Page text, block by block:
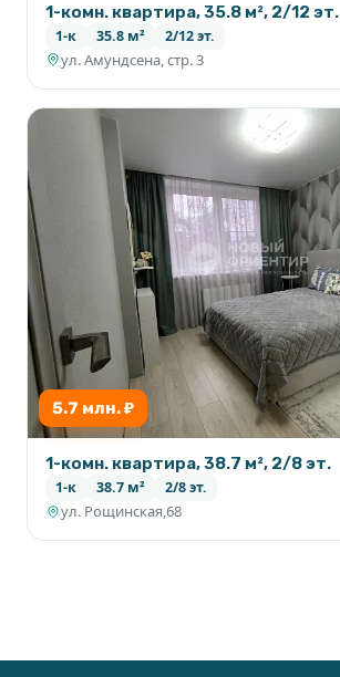
1-комн. квартира, 35.8 м², 2/12 эт.
1-к 35.8 м² 2/12 эт.
ул. Амундсена, стр. 3
5.7 млн. ₽
1-комн. квартира, 38.7 м², 2/8 эт.
1-к 38.7 м² 2/8 эт.
ул. Рощинская,68